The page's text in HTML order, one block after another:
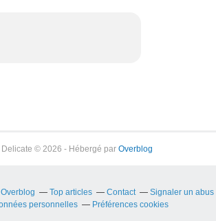
Delicate © 2026 - Hébergé par Overblog
Top articles Contact Signaler un abus
personnelles
Préférences cookies